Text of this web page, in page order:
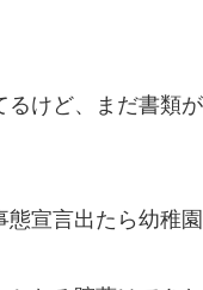
けど、まだ書類
宣言出たら幼稚